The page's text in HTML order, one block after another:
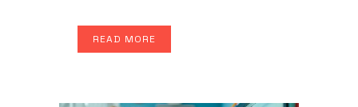
READ MORE